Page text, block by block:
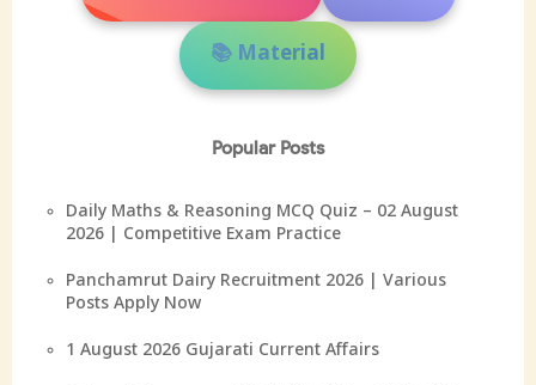
📚 Material
Popular Posts
Daily Maths & Reasoning MCQ Quiz – 02 August
2026 | Competitive Exam Practice
Panchamrut Dairy Recruitment 2026 | Various
Posts Apply Now
1 August 2026 Gujarati Current Affairs